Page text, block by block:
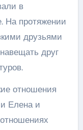
в
На протяжении
друзьями
друг
отношения
Елена и